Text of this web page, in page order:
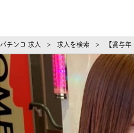
パチンコ 求人 > 求人を検索 > 【賞与